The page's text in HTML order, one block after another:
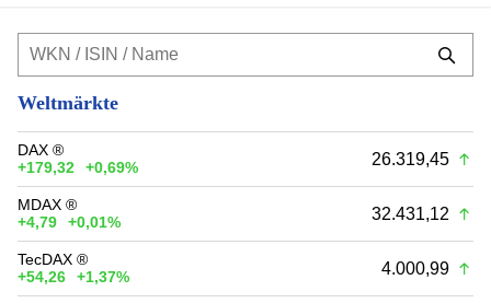
Weltmärkte
DAX ®
+179,32
+0,69% 26.319,45
MDAX ®
+4,79
+0,01% 32.431,12
TecDAX ®
+54,26
+1,37% 4.000,99